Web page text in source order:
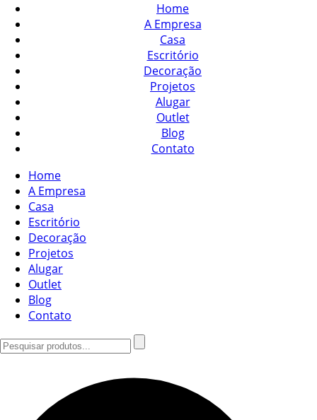
Home
A Empresa
Casa
Escritório
Decoração
Projetos
Alugar
Outlet
Blog
Contato
Home
A Empresa
Casa
Escritório
Decoração
Projetos
Alugar
Outlet
Blog
Contato